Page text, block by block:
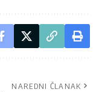
NAREDNI ČLANAK